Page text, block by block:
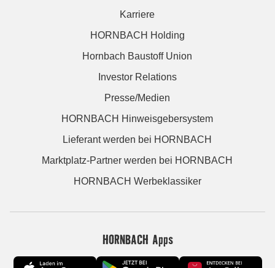
Karriere
HORNBACH Holding
Hornbach Baustoff Union
Investor Relations
Presse/Medien
HORNBACH Hinweisgebersystem
Lieferant werden bei HORNBACH
Marktplatz-Partner werden bei HORNBACH
HORNBACH Werbeklassiker
HORNBACH Apps